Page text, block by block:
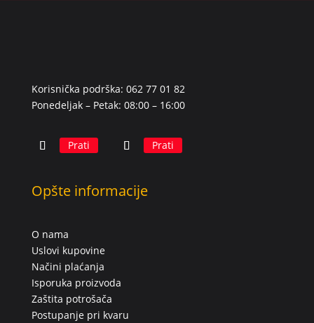
Korisnička podrška: 062 77 01 82
Ponedeljak – Petak: 08:00 – 16:00
Prati Prati
Opšte informacije
O nama
Uslovi kupovine
Načini plaćanja
Isporuka proizvoda
Zaštita potrošača
Postupanje pri kvaru